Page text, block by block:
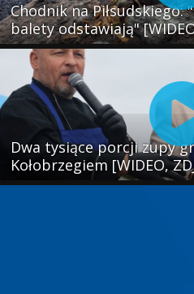
Chodnik na
balety odstawiają"
Dwa tysiące porcji zupy
Kołobrzegiem [WIDEO,